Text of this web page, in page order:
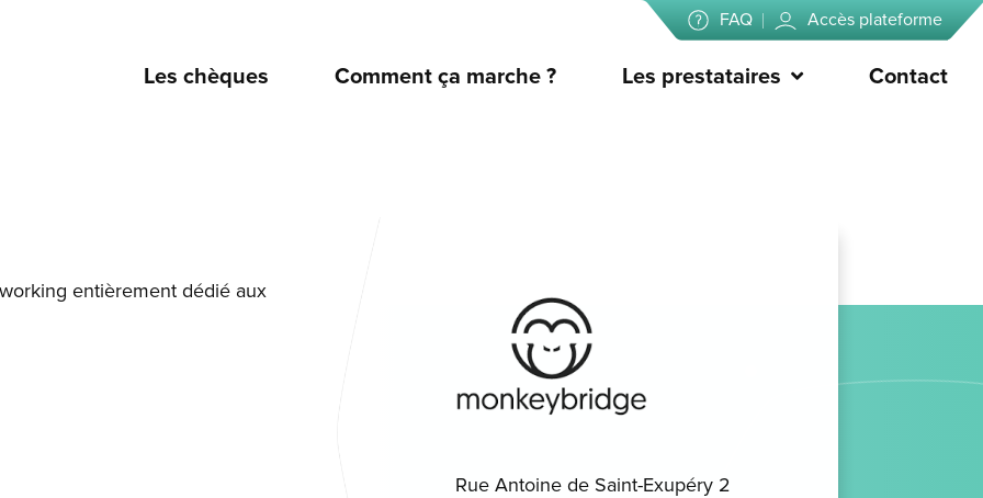
Les chèques Comment ça marche ? Les prestataires Contact
FAQ Accès plateforme
entièrement dédié aux
Rue Antoine de Saint-Exupéry 2